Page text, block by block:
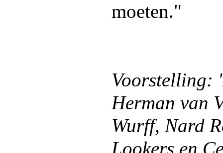
moeten."
Voorstelling:
Herman van
Wurff, Nard
Lookers en